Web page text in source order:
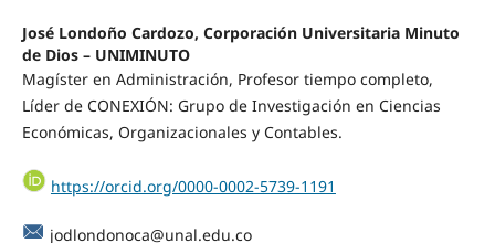
José Londoño Cardozo, Corporación Universitaria Minuto
de Dios – UNIMINUTO
Magíster en Administración, Profesor tiempo completo,
Líder de CONEXIÓN: Grupo de Investigación en Ciencias
Económicas, Organizacionales y Contables.
https://orcid.org/0000-0002-5739-1191
jodlondonoca@unal.edu.co